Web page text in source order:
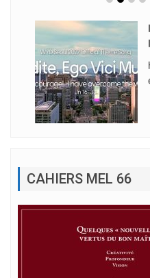
CAHIERS MEL 66